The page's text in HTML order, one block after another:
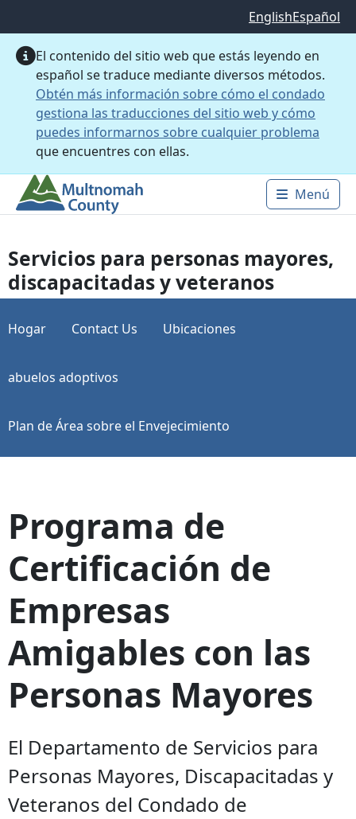
EnglishEspañol
El contenido del sitio web que estás leyendo en
español se traduce mediante diversos métodos.
Obtén más información sobre cómo el condado
gestiona las traducciones del sitio web y cómo
puedes informarnos sobre cualquier problema
que encuentres con ellas.
Main
Menú
Servicios para personas mayores,
discapacitadas y veteranos
Hogar Contact Us Ubicaciones
abuelos adoptivos
Plan de Área sobre el Envejecimiento
Programa de
Certificación de
Empresas
Amigables con las
Personas Mayores
El Departamento de Servicios para
Personas Mayores, Discapacitadas y
Veteranos del Condado de